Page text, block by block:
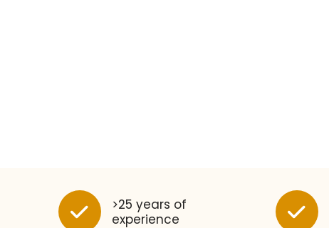
>25 years of
experience